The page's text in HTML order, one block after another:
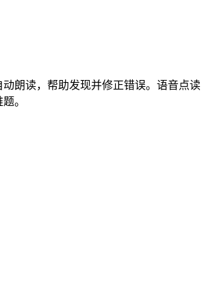
朗读，帮助发现并修正错误。语音点读
。